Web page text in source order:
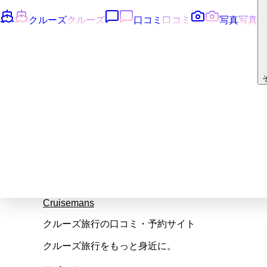
クルーズクルーズ 口コミ 口コミ 写真写真
Cruisemans
クルーズ旅行の口コミ・予約サイト
クルーズ旅行をもっと身近に。